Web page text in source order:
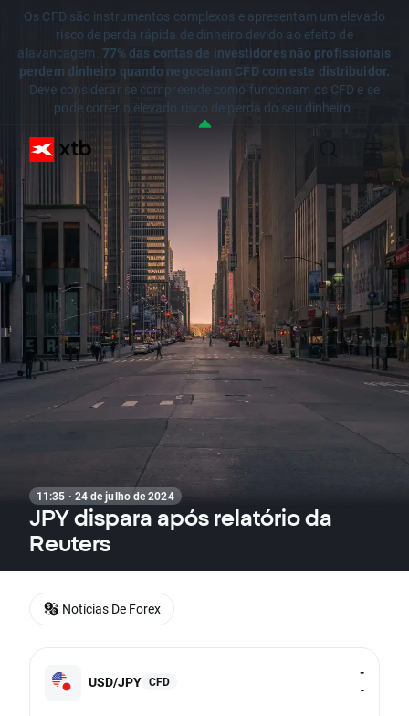
Os CFD são instrumentos complexos e apresentam um elevado
risco de perda rápida de dinheiro devido ao efeito de
alavancagem. 77% das contas de investidores não profissionais
perdem dinheiro quando negoceiam CFD com este distribuidor.
Deve considerar se compreende como funcionam os CFD e se
pode correr o elevado risco de perda do seu dinheiro.
11:35 · 24 de julho de 2024
JPY dispara após relatório da
Reuters
USD/JPY CFD
-
-
Notícias De Forex